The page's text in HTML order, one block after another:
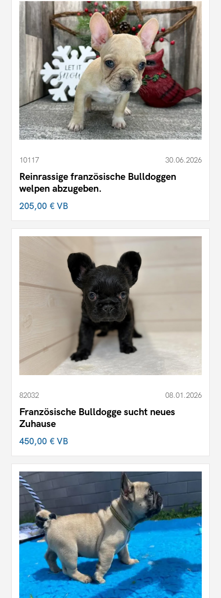
10117 30.06.2026
Reinrassige französische Bulldoggen
welpen abzugeben.
205,00 €VB
82032 08.01.2026
Französische Bulldogge sucht neues
Zuhause
450,00 €VB